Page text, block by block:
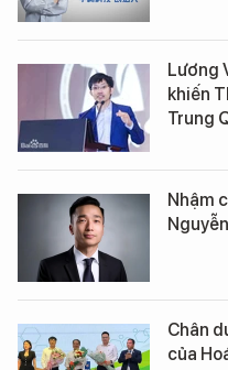
Lương
khiến
Trung
Nhậm
Chân
của